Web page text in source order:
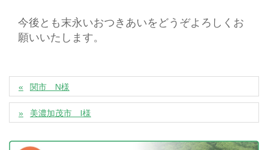
今後とも末永いおつきあいをどうぞよろしくお
願いいたします。
関市 N様
美濃加茂市 I様